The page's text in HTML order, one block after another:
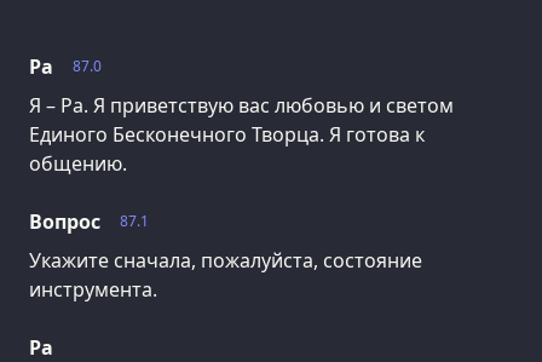
87.0
Ра
Я – Ра. Я приветствую вас любовью и светом
Единого Бесконечного Творца. Я готова к
общению.
87.1
Вопрос
Укажите сначала, пожалуйста, состояние
инструмента.
Ра